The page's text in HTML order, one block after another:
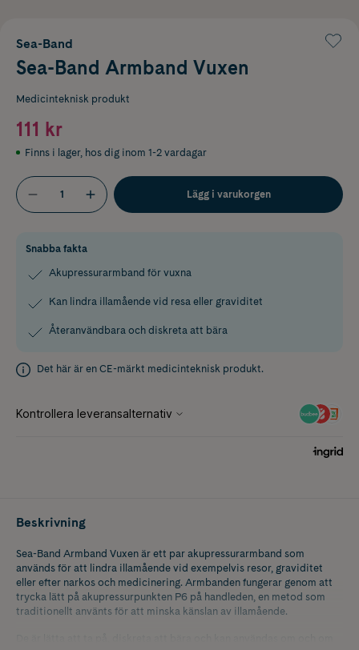
Sea-Band
Sea-Band Armband Vuxen
Medicinteknisk produkt
111 kr
Finns i lager, hos dig inom 1-2 vardagar
Lägg i varukorgen
Snabba fakta
Akupressurarmband för vuxna
Kan lindra illamående vid resa eller graviditet
Återanvändbara och diskreta att bära
Det här är en CE-märkt medicinteknisk produkt.
Beskrivning
Sea-Band Armband Vuxen är ett par akupressurarmband som
används för att lindra illamående vid exempelvis resor, graviditet
eller efter narkos och medicinering. Armbanden fungerar genom att
trycka lätt på akupressurpunkten P6 på handleden, en metod som
traditionellt använts för att minska känslan av illamående.